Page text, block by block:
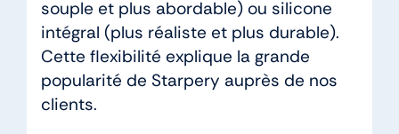
souple et plus abordable) ou silicone
intégral (plus réaliste et plus durable).
Cette flexibilité explique la grande
popularité de Starpery auprès de nos
clients.